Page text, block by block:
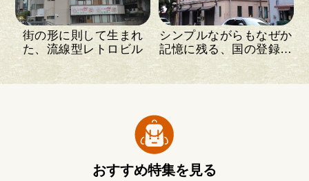
街の形に則して生まれ
た、流線型レトロビル
シンプルながらもなぜか
記憶に残る、国の登録有
形文化財
おすすめ特集を見る